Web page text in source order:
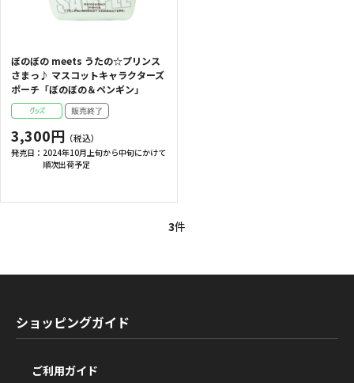
ぼのぼの meets うたの☆プリンス
さまっ♪ マスコットキャラクターズ
ポーチ「ぼのぼの＆ペンギン」
3,300円
発売日： 2024年10月上旬から中旬にかけて
順次出荷予定
3件
ショッピングガイド
ご利用ガイド